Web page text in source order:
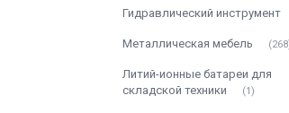
Гидравлический инструмент
Металлическая мебель 268
Литий-ионные батареи для
складской техники
1